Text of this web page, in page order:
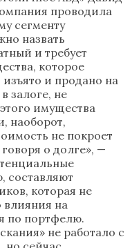
проводила
сегменту
назвать
и требует
которое
и продано на
залоге, не
имущества
наоборот,
не покроет
о долге», —
составляют
которая не
влияния на
по портфелю.
не работало с